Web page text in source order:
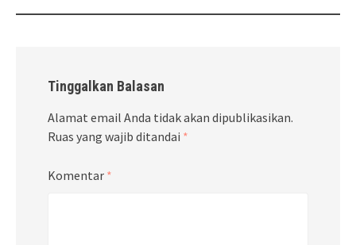
Tinggalkan Balasan
Alamat email Anda tidak akan dipublikasikan.
Ruas yang wajib ditandai *
Komentar *